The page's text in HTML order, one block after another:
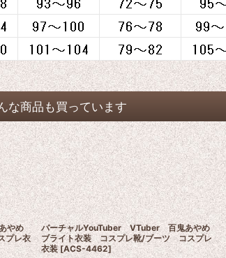
な商品も買っています
あやめ
プレ衣
バーチャルYouTuber VTuber 百鬼あやめ
ブライト衣装 コスプレ靴/ブーツ コスプレ
衣装 [ACS-4462]